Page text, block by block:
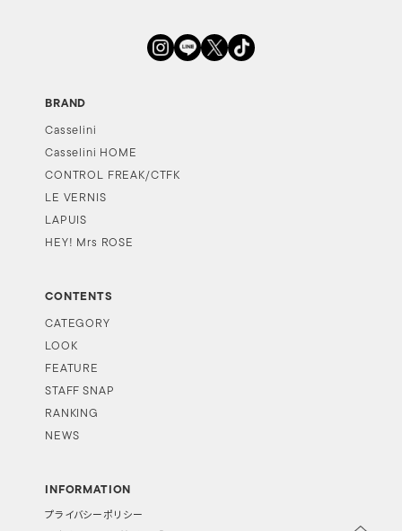
BRAND
Casselini
Casselini HOME
CONTROL FREAK/CTFK
LE VERNIS
LAPUIS
HEY! Mrs ROSE
CONTENTS
CATEGORY
LOOK
FEATURE
STAFF SNAP
RANKING
NEWS
INFORMATION
プライバシーポリシー